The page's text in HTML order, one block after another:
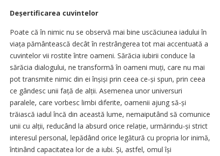
Deșertificarea cuvintelor
Poate că în nimic nu se observă mai bine uscăciunea iadului în
viața pământească decât în restrângerea tot mai accentuată a
cuvintelor vii rostite între oameni. Sărăcia iubirii conduce la
sărăcia dialogului, ne transformă în oameni muți, care nu mai
pot transmite nimic din ei înșiși prin ceea ce-și spun, prin ceea
ce gândesc unii față de alții. Asemenea unor universuri
paralele, care vorbesc limbi diferite, oamenii ajung să-și
trăiască iadul încă din această lume, nemaiputând să comunice
unii cu alții, reducând la absurd orice relație, urmărindu-și strict
interesul personal, lepădând orice legătură cu propria lor inimă,
întinând capacitatea lor de a iubi. Și, astfel, omul își